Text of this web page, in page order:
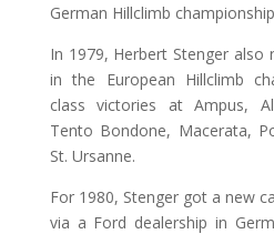
German Hillclimb
In 1979, Herbert Stenger also
in the European Hillclimb
class victories at Ampus,
Tento Bondone, Macerata,
St. Ursanne.
For 1980, Stenger got a new
via a Ford dealership in